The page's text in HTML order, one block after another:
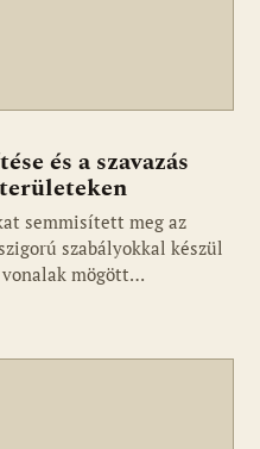
és a szavazás
semmisített meg az
szabályokkal készül
vonalak mögött…